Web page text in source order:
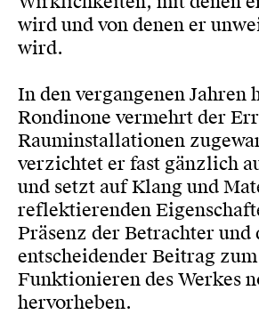
wird und von denen er
wird.
In den vergangenen Jahren
Rondinone vermehrt der
Rauminstallationen
verzichtet er fast gänzlich
und setzt auf Klang und
reflektierenden
Präsenz der Betrachter und
entscheidender Beitrag zum
Funktionieren des Werkes
hervorheben.